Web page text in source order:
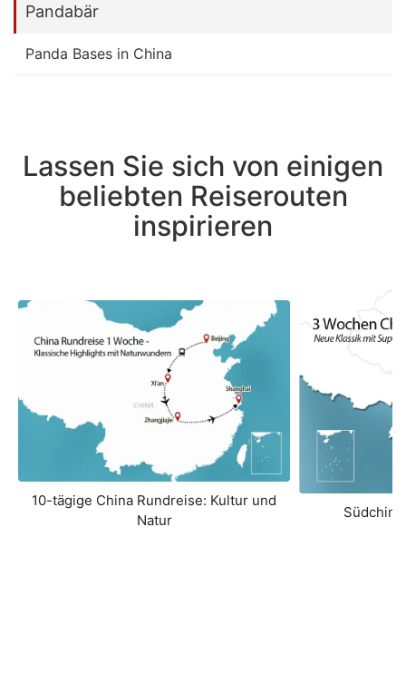
Pandabär
Panda Bases in China
Lassen Sie sich von einigen
beliebten Reiserouten
inspirieren
10-tägige China Rundreise: Kultur und
Natur